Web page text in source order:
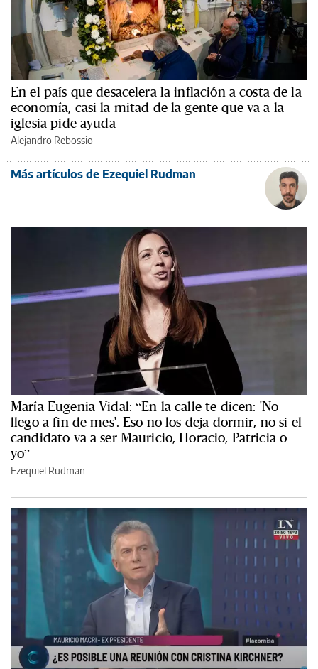
En el país que desacelera la inflación a costa de la
economía, casi la mitad de la gente que va a la
iglesia pide ayuda
Alejandro Rebossio
Más artículos de Ezequiel Rudman
María Eugenia Vidal: “En la calle te dicen: 'No
llego a fin de mes'. Eso no los deja dormir, no si el
candidato va a ser Mauricio, Horacio, Patricia o
yo”
Ezequiel Rudman